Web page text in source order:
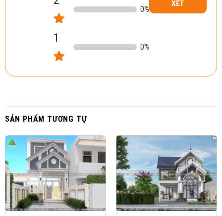
0%
1
0%
XÉT
SẢN PHẨM TƯƠNG TỰ